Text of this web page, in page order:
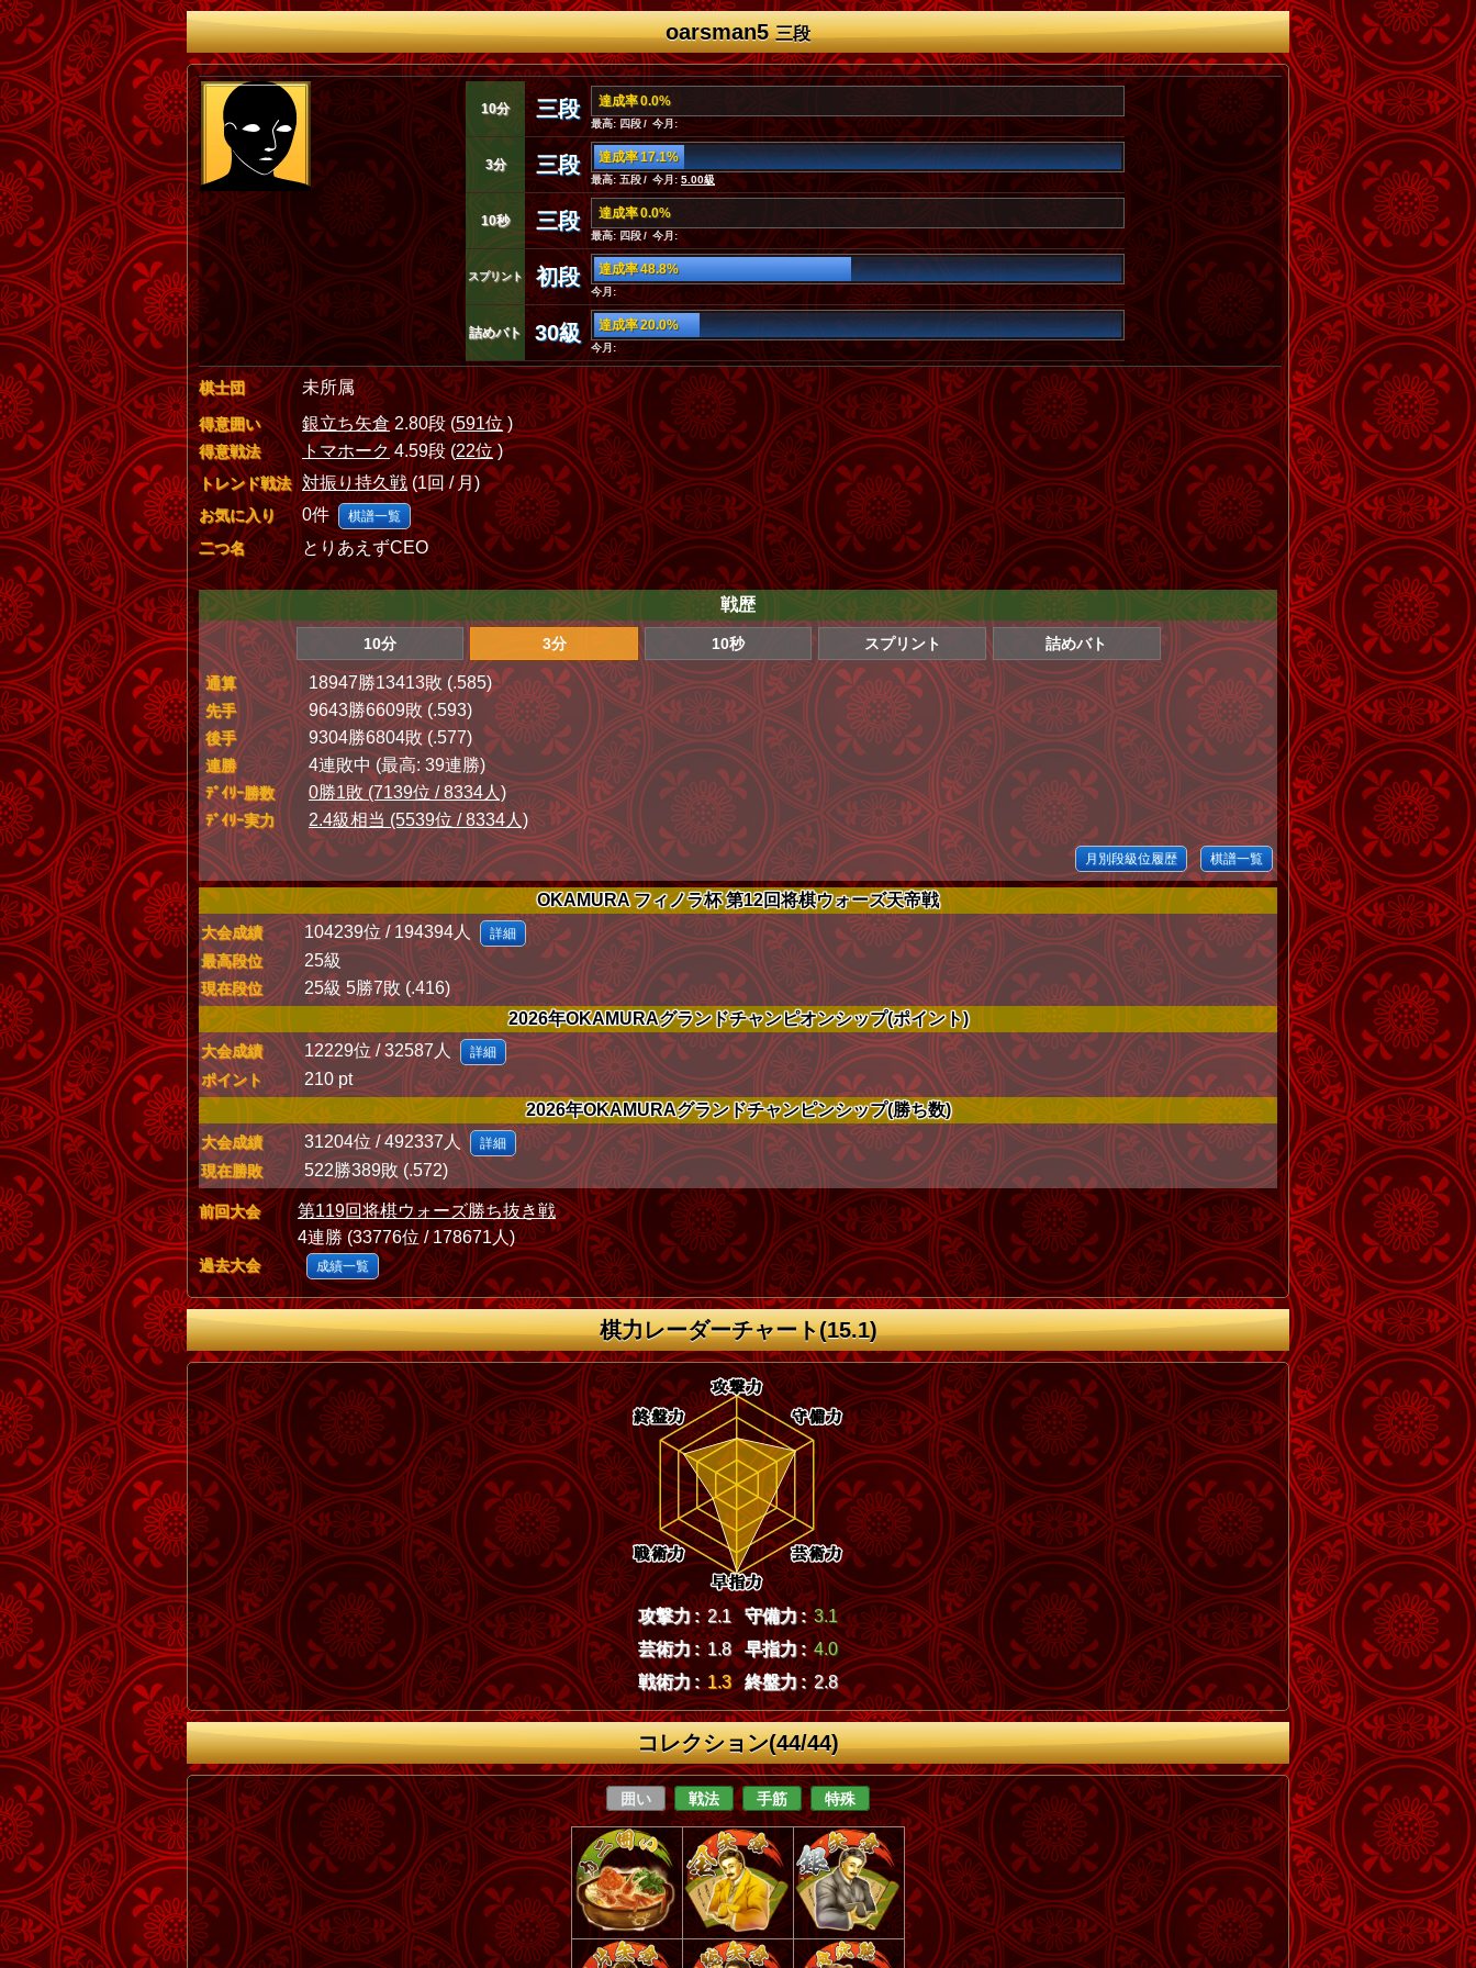
oarsman5三段
10分 三段 達成率 0.0%
最高: 四段 / 今月:
3分 三段 達成率 17.1%
最高: 五段 / 今月:5.00級
10秒 三段 達成率 0.0%
最高: 四段 / 今月:
スプリント 初段 達成率 48.8%
今月:
詰めバト 30級 達成率 20.0%
今月:
棋士団 未所属
得意囲い 銀立ち矢倉2.80段 (591位)
得意戦法 トマホーク4.59段 (22位)
トレンド戦法 対振り持久戦 (1回 / 月)
お気に入り 0件 棋譜一覧
二つ名 とりあえずCEO
戦歴
10分 3分 10秒 スプリント 詰めバト
通算 18947勝13413敗 (.585)
先手 9643勝6609敗 (.593)
後手 9304勝6804敗 (.577)
連勝 4連敗中 (最高: 39連勝)
ﾃﾞｲﾘｰ勝数 0勝1敗 (7139位 / 8334人)
ﾃﾞｲﾘｰ実力 2.4級相当 (5539位 / 8334人)
月別段級位履歴 棋譜一覧
OKAMURA フィノラ杯 第12回将棋ウォーズ天帝戦
大会成績 104239位 / 194394人 詳細
最高段位 25級
現在段位
25級 5勝7敗 (.416)
2026年OKAMURAグランドチャンピオンシップ(ポイント)
大会成績 12229位 / 32587人 詳細
ポイント
210 pt
2026年OKAMURAグランドチャンピンシップ(勝ち数)
大会成績 31204位 / 492337人 詳細
現在勝敗 522勝389敗 (.572)
前回大会
第119回将棋ウォーズ勝ち抜き戦
4連勝 (33776位 / 178671人)
過去大会 成績一覧
棋力レーダーチャート(15.1)
攻撃力 : 2.1 守備力 : 3.1
芸術力 : 1.8 早指力 : 4.0
戦術力 : 1.3 終盤力 : 2.8
コレクション(44/44)
囲い 戦法 手筋 特殊